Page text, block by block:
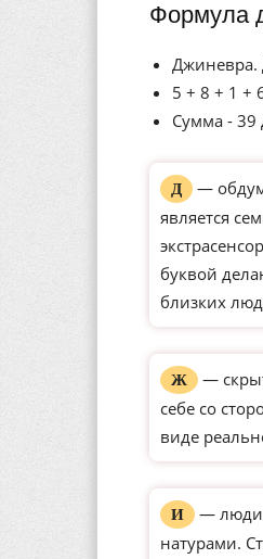
Формула
Джиневра.
5 + 8 + 1 +
Сумма - 39
Д
—
является
буквой
близких
Ж
—
себе со
виде
И
— люди
натурами.